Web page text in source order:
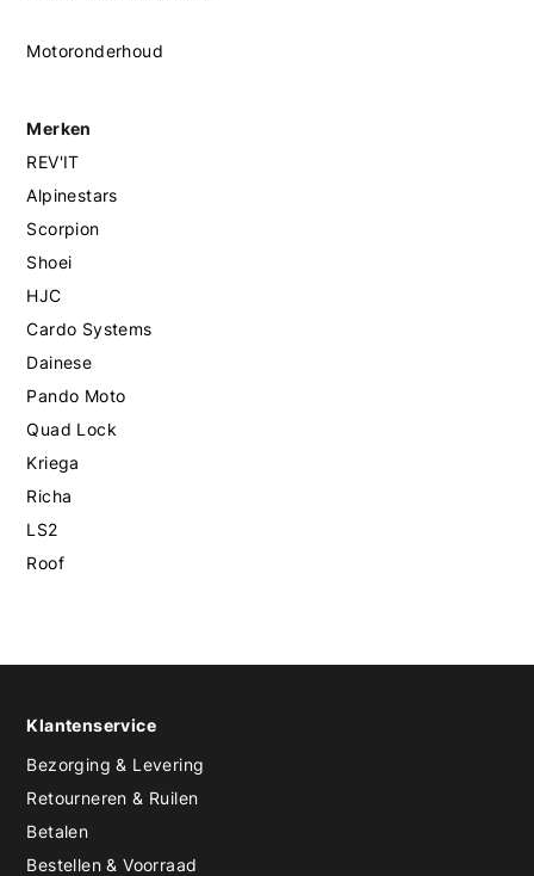
Motoronderhoud
Merken
REV'IT
Alpinestars
Scorpion
Shoei
HJC
Cardo Systems
Dainese
Pando Moto
Quad Lock
Kriega
Richa
LS2
Roof
Klantenservice
Bezorging & Levering
Retourneren & Ruilen
Betalen
Bestellen & Voorraad